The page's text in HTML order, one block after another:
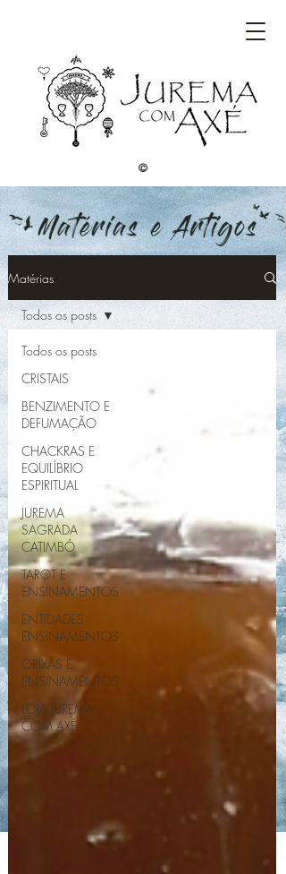
©
Matérias
Todos os posts
CRISTAIS
BENZIMENTO E
DEFUMAÇÃO
CHACKRAS E
EQUILÍBRIO
ESPIRITUAL
JUREMA
SAGRADA
CATIMBÓ
TAROT E
ENSINAMENTOS
ENTIDADES
ENSINAMENTOS
ORIXÁS E
ENSINAMENTOS
LOJA JUREMA
COM AXÉ
Todos os posts